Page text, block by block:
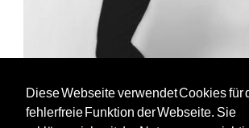
Diese Webseite verwendet Cookies für
fehlerfreie Funktion der Webseite. Sie